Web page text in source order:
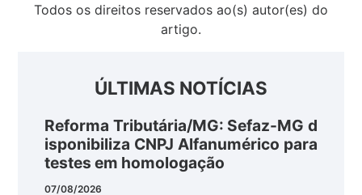
Todos os direitos reservados ao(s) autor(es) do
artigo.
ÚLTIMAS NOTÍCIAS
Reforma Tributária/MG: Sefaz-MG d
isponibiliza CNPJ Alfanumérico para
testes em homologação
07/08/2026